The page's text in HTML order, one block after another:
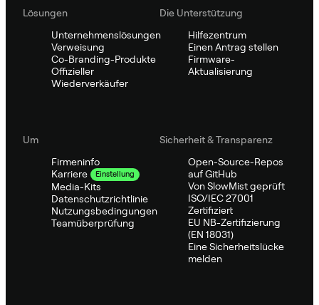
Lösungen
Unternehmenslösungen
Verweisung
Co-Branding-Produkte
Offizieller
Wiederverkäufer
Die Unterstützung
Hilfezentrum
Einen Antrag stellen
Firmware-
Aktualisierung
Um
Firmeninfo
Karriere
Einstellung
Media-Kits
Datenschutzrichtlinie
Nutzungsbedingungen
Teamüberprüfung
Sicherheit & Transparenz
Open-Source-Repos
auf GitHub
Von SlowMist geprüft
ISO/IEC 27001
Zertifiziert
EU NB-Zertifizierung
(EN 18031)
Eine Sicherheitslücke
melden